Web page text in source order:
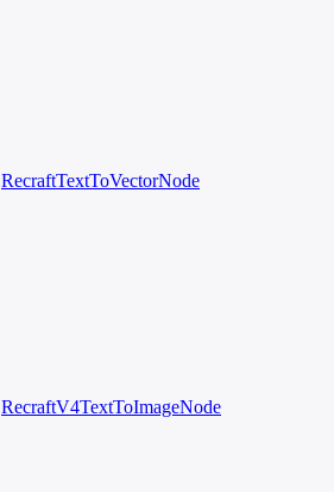
RecraftTextToVectorNode
RecraftV4TextToImageNode